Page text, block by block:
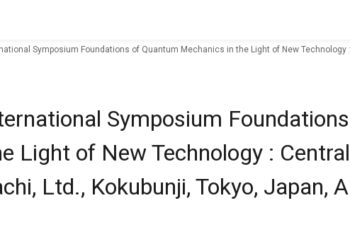
Symposium Foundations of Quantum Mechanics in the Light of New Technology
Symposium
Light of New Technology : Central
Ltd., Kokubunji, Tokyo, Japan,